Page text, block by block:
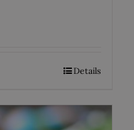
Details